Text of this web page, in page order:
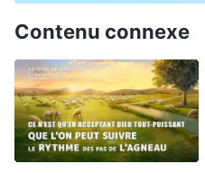
Contenu connexe